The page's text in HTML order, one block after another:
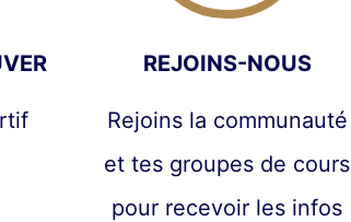
REJOINS-NOUS
Rejoins la communauté
et tes groupes de cours
pour recevoir les infos